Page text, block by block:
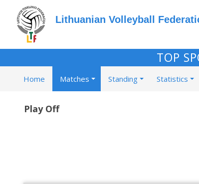
Lithuanian Volleyball
TOP
Home Matches Standing Statistics
Play Off